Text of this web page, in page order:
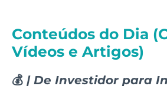
Conteúdos do Dia
Vídeos e Artigos)
💰 | De Investidor para